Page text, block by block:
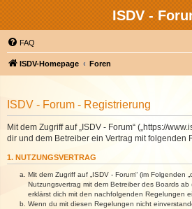
ISDV -
FAQ
ISDV-Homepage Foren
ISDV - Forum - Registrierung
Mit dem Zugriff auf „ISDV - Forum“ („https://
dir und dem Betreiber ein Vertrag mit folgenden
1. NUTZUNGSVERTRAG
Mit dem Zugriff auf „ISDV - Forum“ (im Folgenden
Nutzungsvertrag mit dem Betreiber des Boards ab
erklärst dich mit den nachfolgenden Regelungen
Wenn du mit diesen Regelungen nicht